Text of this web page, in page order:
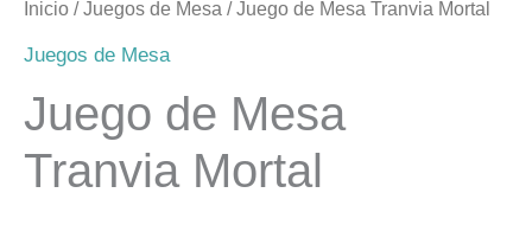
Inicio /Juegos de Mesa / Juego de Mesa Tranvia Mortal
Juegos de Mesa
Juego de Mesa
Tranvia Mortal